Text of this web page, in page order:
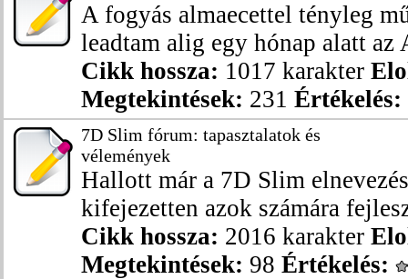
A fogyás almaecettel tényleg
leadtam alig egy hónap alatt az
Cikk hossza: 1017 karakter
Megtekintések: 231 Értékelés:
7D Slim fórum: tapasztalatok és
vélemények
Hallott már a 7D Slim
kifejezetten azok számára
Cikk hossza: 2016 karakter
Megtekintések: 98 Értékelés: